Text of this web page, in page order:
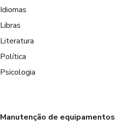
Idiomas
Libras
Literatura
Política
Psicologia
Manutenção de equipamentos